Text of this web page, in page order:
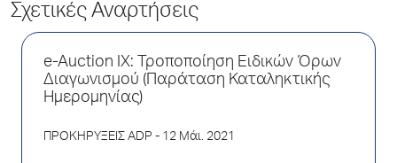
Σχετικές Αναρτήσεις
e-Auction IX: Τροποποίηση Ειδικών Όρων
Διαγωνισμού (Παράταση Καταληκτικής
Ημερομηνίας)
ΠΡΟΚΗΡΥΞΕΙΣ ADP - 12 Μάι. 2021